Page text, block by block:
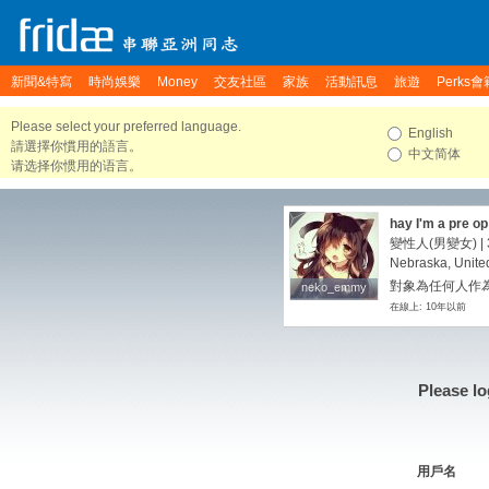
新聞&特寫 時尚娛樂 Money 交友社區 家族 活動訊息 旅遊 Perks會
Please select your preferred language.
請選擇你慣用的語言。
请选择你惯用的语言。
English
中文简体
neko_emmy
neko_emmy
hay I'm a pre
maybe a fun
變性人(男變女) |
Nebraska,
對象為任何人作
在線上: 10年以前
Please
用戶名